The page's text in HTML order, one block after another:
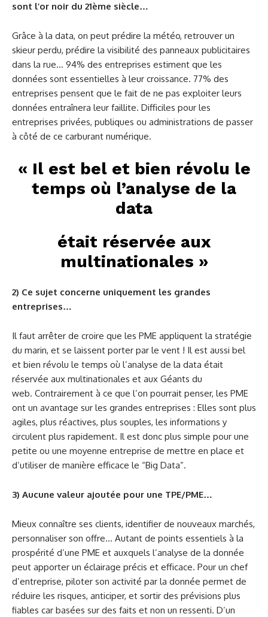
sont l’or noir du 21ème siècle…
Grâce à la data, on peut prédire la météo, retrouver un
skieur perdu, prédire la visibilité des panneaux publicitaires
dans la rue… 94% des entreprises estiment que les
données sont essentielles à leur croissance. 77% des
entreprises pensent que le fait de ne pas exploiter leurs
données entraînera leur faillite. Difficiles pour les
entreprises privées, publiques ou administrations de passer
à côté de ce carburant numérique.
« Il est bel et bien révolu le
temps où l’analyse de la
data
était réservée aux
multinationales »
2) Ce sujet concerne uniquement les grandes
entreprises…
Il faut arrêter de croire que les PME appliquent la stratégie
du marin, et se laissent porter par le vent ! Il est aussi bel
et bien révolu le temps où l’analyse de la data était
réservée aux multinationales et aux Géants du
web. Contrairement à ce que l’on pourrait penser, les PME
ont un avantage sur les grandes entreprises : Elles sont plus
agiles, plus réactives, plus souples, les informations y
circulent plus rapidement. Il est donc plus simple pour une
petite ou une moyenne entreprise de mettre en place et
d’utiliser de manière efficace le “Big Data”.
3) Aucune valeur ajoutée pour une TPE/PME…
Mieux connaître ses clients, identifier de nouveaux marchés,
personnaliser son offre… Autant de points essentiels à la
prospérité d’une PME et auxquels l’analyse de la donnée
peut apporter un éclairage précis et efficace. Pour un chef
d’entreprise, piloter son activité par la donnée permet de
réduire les risques, anticiper, et sortir des prévisions plus
fiables car basées sur des faits et non un ressenti. D’un